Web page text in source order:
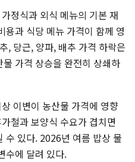
정식과 외식 메뉴의 기본 재
용과 식당 메뉴 가격이 함께 영
, 당근, 양파, 배추 가격 하락은
가격 상승을 완전히 상쇄하
이변이 농산물 가격에 영향
철과 보양식 수요가 겹치면
수 있다. 2026년 여름 밥상 물
수에 달려 있다.